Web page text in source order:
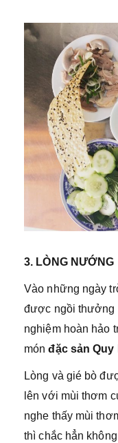
3. LÒNG NƯỚNG
Vào những ngày
được ngồi thưởng
nghiệm hoàn hảo
mónđặc sản Quy
Lòng và gié bò
lên với mùi thơm
nghe thấy mùi
thì chắc hẳn